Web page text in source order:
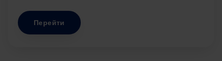
Перейти